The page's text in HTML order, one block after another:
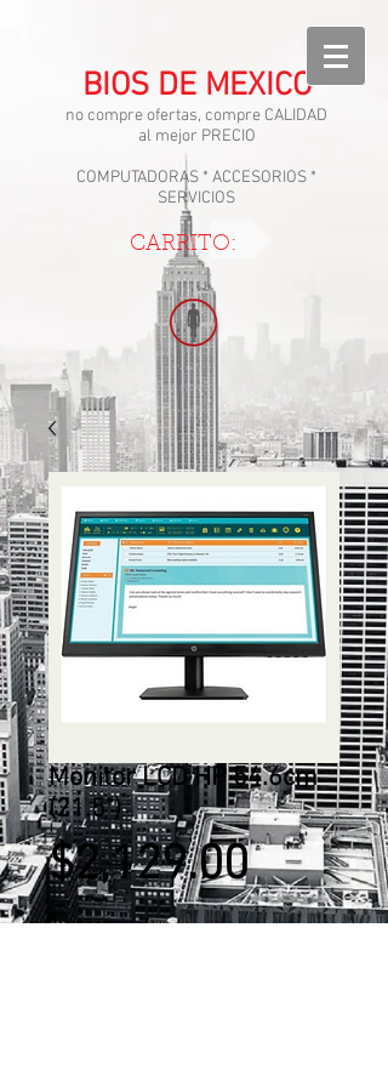
BIOS DE MEXICO
no compre ofertas, compre CALIDAD
al mejor PRECIO
COMPUTADORAS * ACCESORIOS *
SERVICIOS
CARRITO:
Monitor LCD HP 54.6cm
(21.5")
$2,129.00Precio